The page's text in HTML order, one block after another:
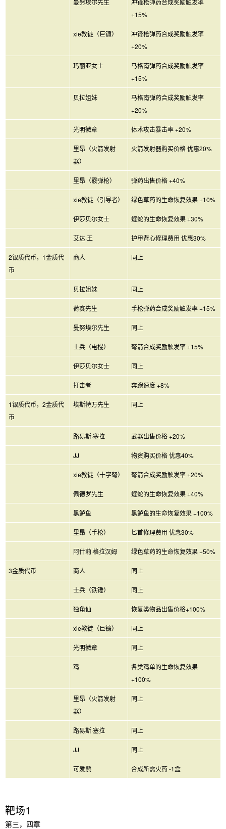
曼努埃尔先生
冲锋枪弹药合成奖励触发率
+15%
xie教徒（巨镰）
冲锋枪弹药合成奖励触发率
+20%
玛丽亚女士
马格南弹药合成奖励触发率
+15%
贝拉姐妹
马格南弹药合成奖励触发率
+20%
光明徽章 体术攻击暴击率 +20%
里昂（火箭发射
器）
火箭发射器购买价格 优惠20%
里昂（霰弹枪） 弹药出售价格 +40%
xie教徒（引导者） 绿色草药的生命恢复效果 +10%
伊莎贝尔女士 蝰蛇的生命恢复效果 +30%
艾达·王 护甲背心修理费用 优惠30%
2银质代币，1金质代
币
商人 同上
贝拉姐妹 同上
荷赛先生 手枪弹药合成奖励触发率 +15%
曼努埃尔先生 同上
士兵（电棍） 弩箭合成奖励触发率 +15%
伊莎贝尔女士 同上
打击者 奔跑速度 +8%
1银质代币，2金质代
币
埃斯特万先生 同上
路易斯·塞拉 武器出售价格 +20%
JJ 物资购买价格 优惠40%
xie教徒（十字弩） 弩箭合成奖励触发率 +20%
佩德罗先生 蝰蛇的生命恢复效果 +40%
黑鲈鱼 黑鲈鱼的生命恢复效果 +100%
里昂（手枪） 匕首修理费用 优惠30%
阿什莉·格拉汉姆 绿色草药的生命恢复效果 +50%
3金质代币 商人 同上
士兵（铁锤） 同上
独角仙 恢复类物品出售价格+100%
xie教徒（巨镰） 同上
光明徽章 同上
鸡
各类鸡单的生命恢复效果
+100%
里昂（火箭发射
器）
同上
路易斯·塞拉 同上
JJ 同上
可爱熊 合成所需火药 -1盒
靶场1
第三，四章